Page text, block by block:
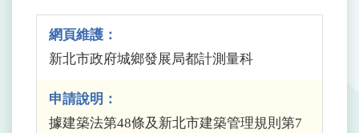
網頁維護：
新北市政府城鄉發展局都計測量科
申請說明：
據建築法第48條及新北市建築管理規則第7